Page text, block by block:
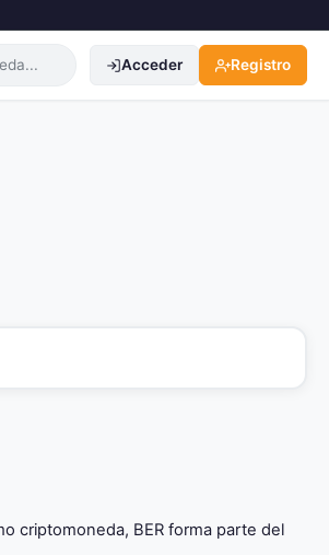
Acceder Registro
criptomoneda, BER forma parte del